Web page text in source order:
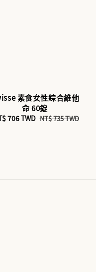
素食女性綜合維他
命 60錠
706 TWD Regular
NT$ 735 TWD